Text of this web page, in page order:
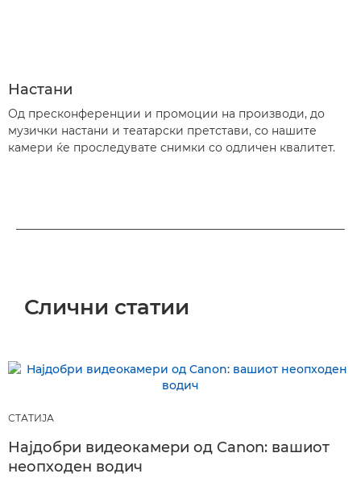
Настани
Од пресконференции и промоции на производи, до
музички настани и театарски претстави, со нашите
камери ќе проследувате снимки со одличен квалитет.
Слични статии
СТАТИЈА
Најдобри видеокамери од Canon: вашиот
неопходен водич